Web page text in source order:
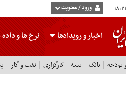
ورود / عضویت
اخبار و رویدادها نرخ هاو داده
بودجه بانک بیمه کارگزاری نفت و گاز